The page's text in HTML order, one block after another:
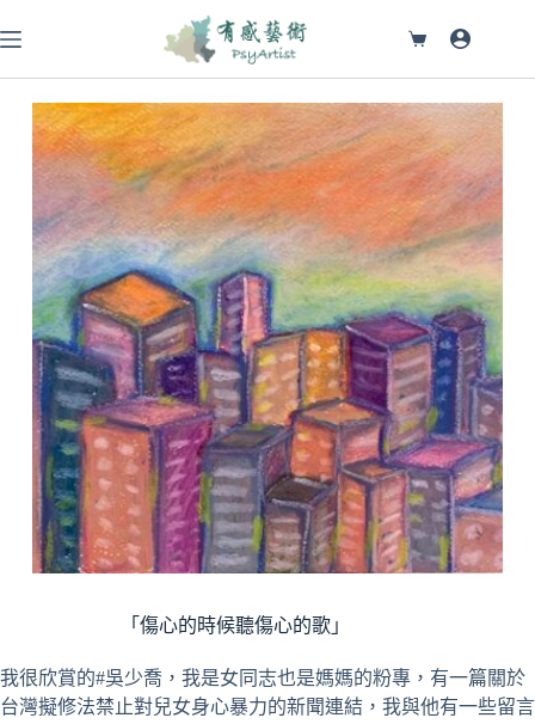
「傷心的時候聽傷心的歌」
我很欣賞的#吳少喬，我是女同志也是媽媽的粉專，有一篇關於
台灣擬修法禁止對兒女身心暴力的新聞連結，我與他有一些留言